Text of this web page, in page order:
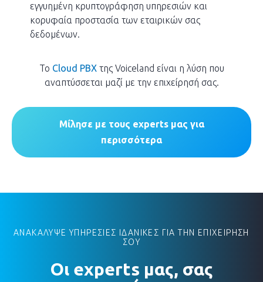
εγγυημένη κρυπτογράφηση υπηρεσιών και
κορυφαία προστασία των εταιρικών σας
δεδομένων.
Το Cloud PBXτης Voiceland είναι η λύση που
αναπτύσσεται μαζί με την επιχείρησή σας.
Μίλησε με τους experts μας για
περισσότερα
ΑΝΑΚΑΛΥΨΕ ΥΠΗΡΕΣΙΕΣ ΙΔΑΝΙΚΕΣ ΓΙΑ ΤΗΝ ΕΠΙΧΕΙΡΗΣΗ
ΣΟΥ
Οι experts μας, σας